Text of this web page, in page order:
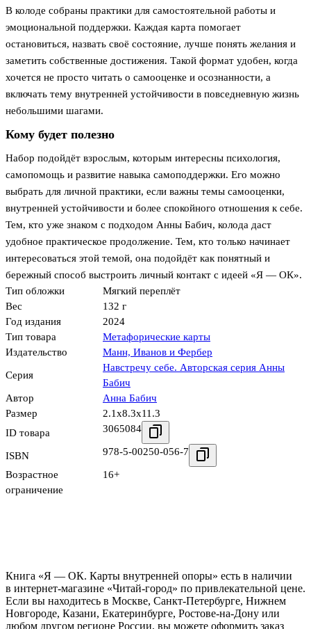
В колоде собраны практики для самостоятельной работы и
эмоциональной поддержки. Каждая карта помогает
остановиться, назвать своё состояние, лучше понять желания и
заметить собственные достижения. Такой формат удобен, когда
хочется не просто читать о самооценке и осознанности, а
включать тему внутренней устойчивости в повседневную жизнь
небольшими шагами.
Кому будет полезно
Набор подойдёт взрослым, которым интересны психология,
самопомощь и развитие навыка самоподдержки. Его можно
выбрать для личной практики, если важны темы самооценки,
внутренней устойчивости и более спокойного отношения к себе.
Тем, кто уже знаком с подходом Анны Бабич, колода даст
удобное практическое продолжение. Тем, кто только начинает
интересоваться этой темой, она подойдёт как понятный и
бережный способ выстроить личный контакт с идеей «Я — ОК».
Тип обложки
Мягкий переплёт
Вес
132 г
Год издания
2024
Тип товара
Метафорические карты
Издательство
Манн, Иванов и Фербер
Серия
Навстречу себе. Авторская серия Анны
Бабич
Автор
Анна Бабич
Размер
2.1x8.3x11.3
ID товара
3065084
ISBN 978-5-00250-056-7
Возрастное
ограничение
16+
Книга «Я — ОК. Карты внутренней опоры» есть в наличии
в интернет-магазине «Читай-город» по привлекательной цене.
Если вы находитесь в Москве, Санкт-Петербурге, Нижнем
Новгороде, Казани, Екатеринбурге, Ростове-на-Дону или
любом другом регионе России, вы можете оформить заказ